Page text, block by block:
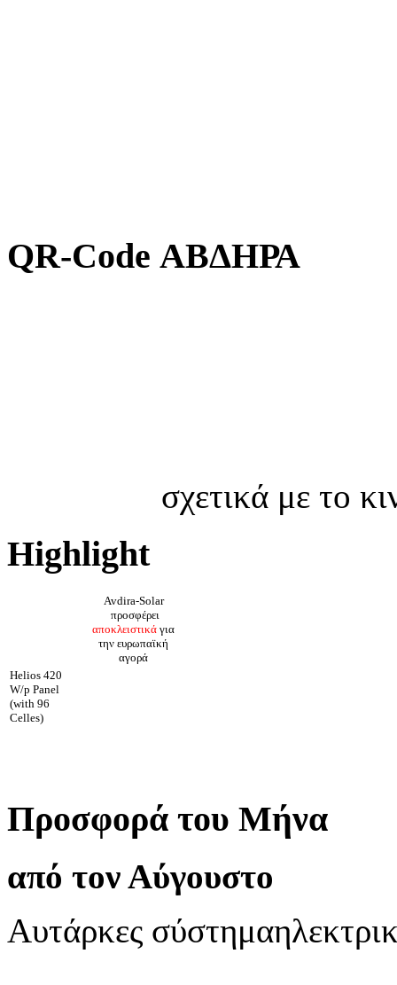
QR-Code ΑΒΔΗΡΑ
σχετικά με το
Highlight
Avdira-Solar
προσφέρει
αποκλειστικά για
την ευρωπαϊκή
αγορά
Helios 420
W/p Panel
(with 96
Celles)
Προσφορά του Μήνα
από τον Αύγουστο
Αυτάρκες σύστημα